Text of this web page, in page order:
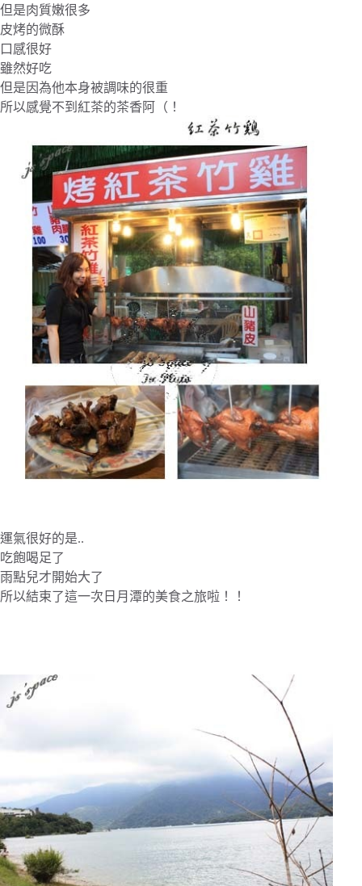
但是肉質嫩很多
皮烤的微酥
口感很好
雖然好吃
但是因為他本身被調味的很重
所以感覺不到紅茶的茶香阿（！
運氣很好的是..
吃飽喝足了
雨點兒才開始大了
所以結束了這一次日月潭的美食之旅啦！！